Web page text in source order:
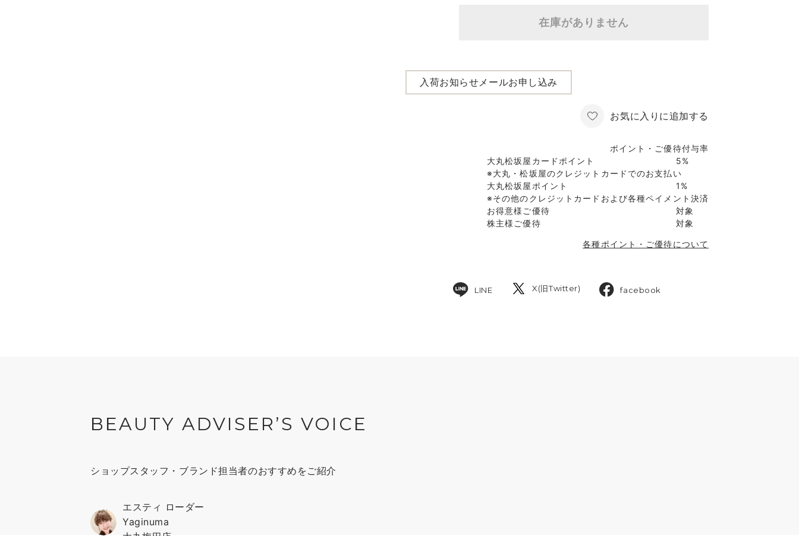
在庫がありません
入荷お知らせメールお申し込み
お気に入りに追加する
ポイント・ご優待付与率
大丸松坂屋カードポイント
5%
※大丸・松坂屋のクレジットカードでのお支払い
大丸松坂屋ポイント
1%
※その他のクレジットカードおよび各種ペイメント決済
お得意様ご優待
対象
株主様ご優待
対象
各種ポイント・ご優待について
LINE X(旧Twitter) facebook
BEAUTY ADVISER’S VOICE
ショップスタッフ・ブランド担当者のおすすめをご紹介
エスティ ローダー
Yaginuma